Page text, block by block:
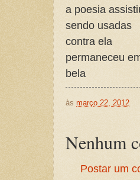
a poesia
sendo usadas
contra ela
permaneceu
bela
às março 22, 2012
Nenhum
Postar um